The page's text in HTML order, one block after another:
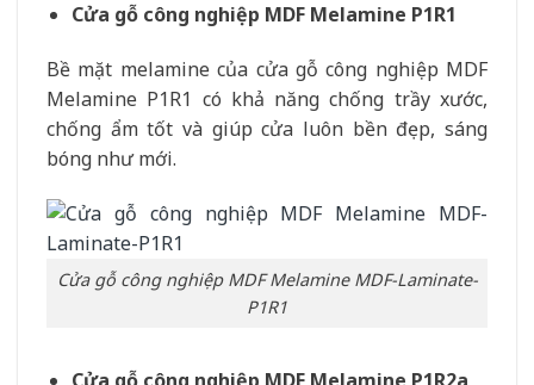
Cửa gỗ công nghiệp MDF Melamine P1R1
Bề mặt melamine của cửa gỗ công nghiệp MDF
Melamine P1R1 có khả năng chống trầy xước,
chống ẩm tốt và giúp cửa luôn bền đẹp, sáng
bóng như mới.
Cửa gỗ công nghiệp MDF Melamine MDF-Laminate-
P1R1
Cửa gỗ công nghiệp MDF Melamine P1R2a